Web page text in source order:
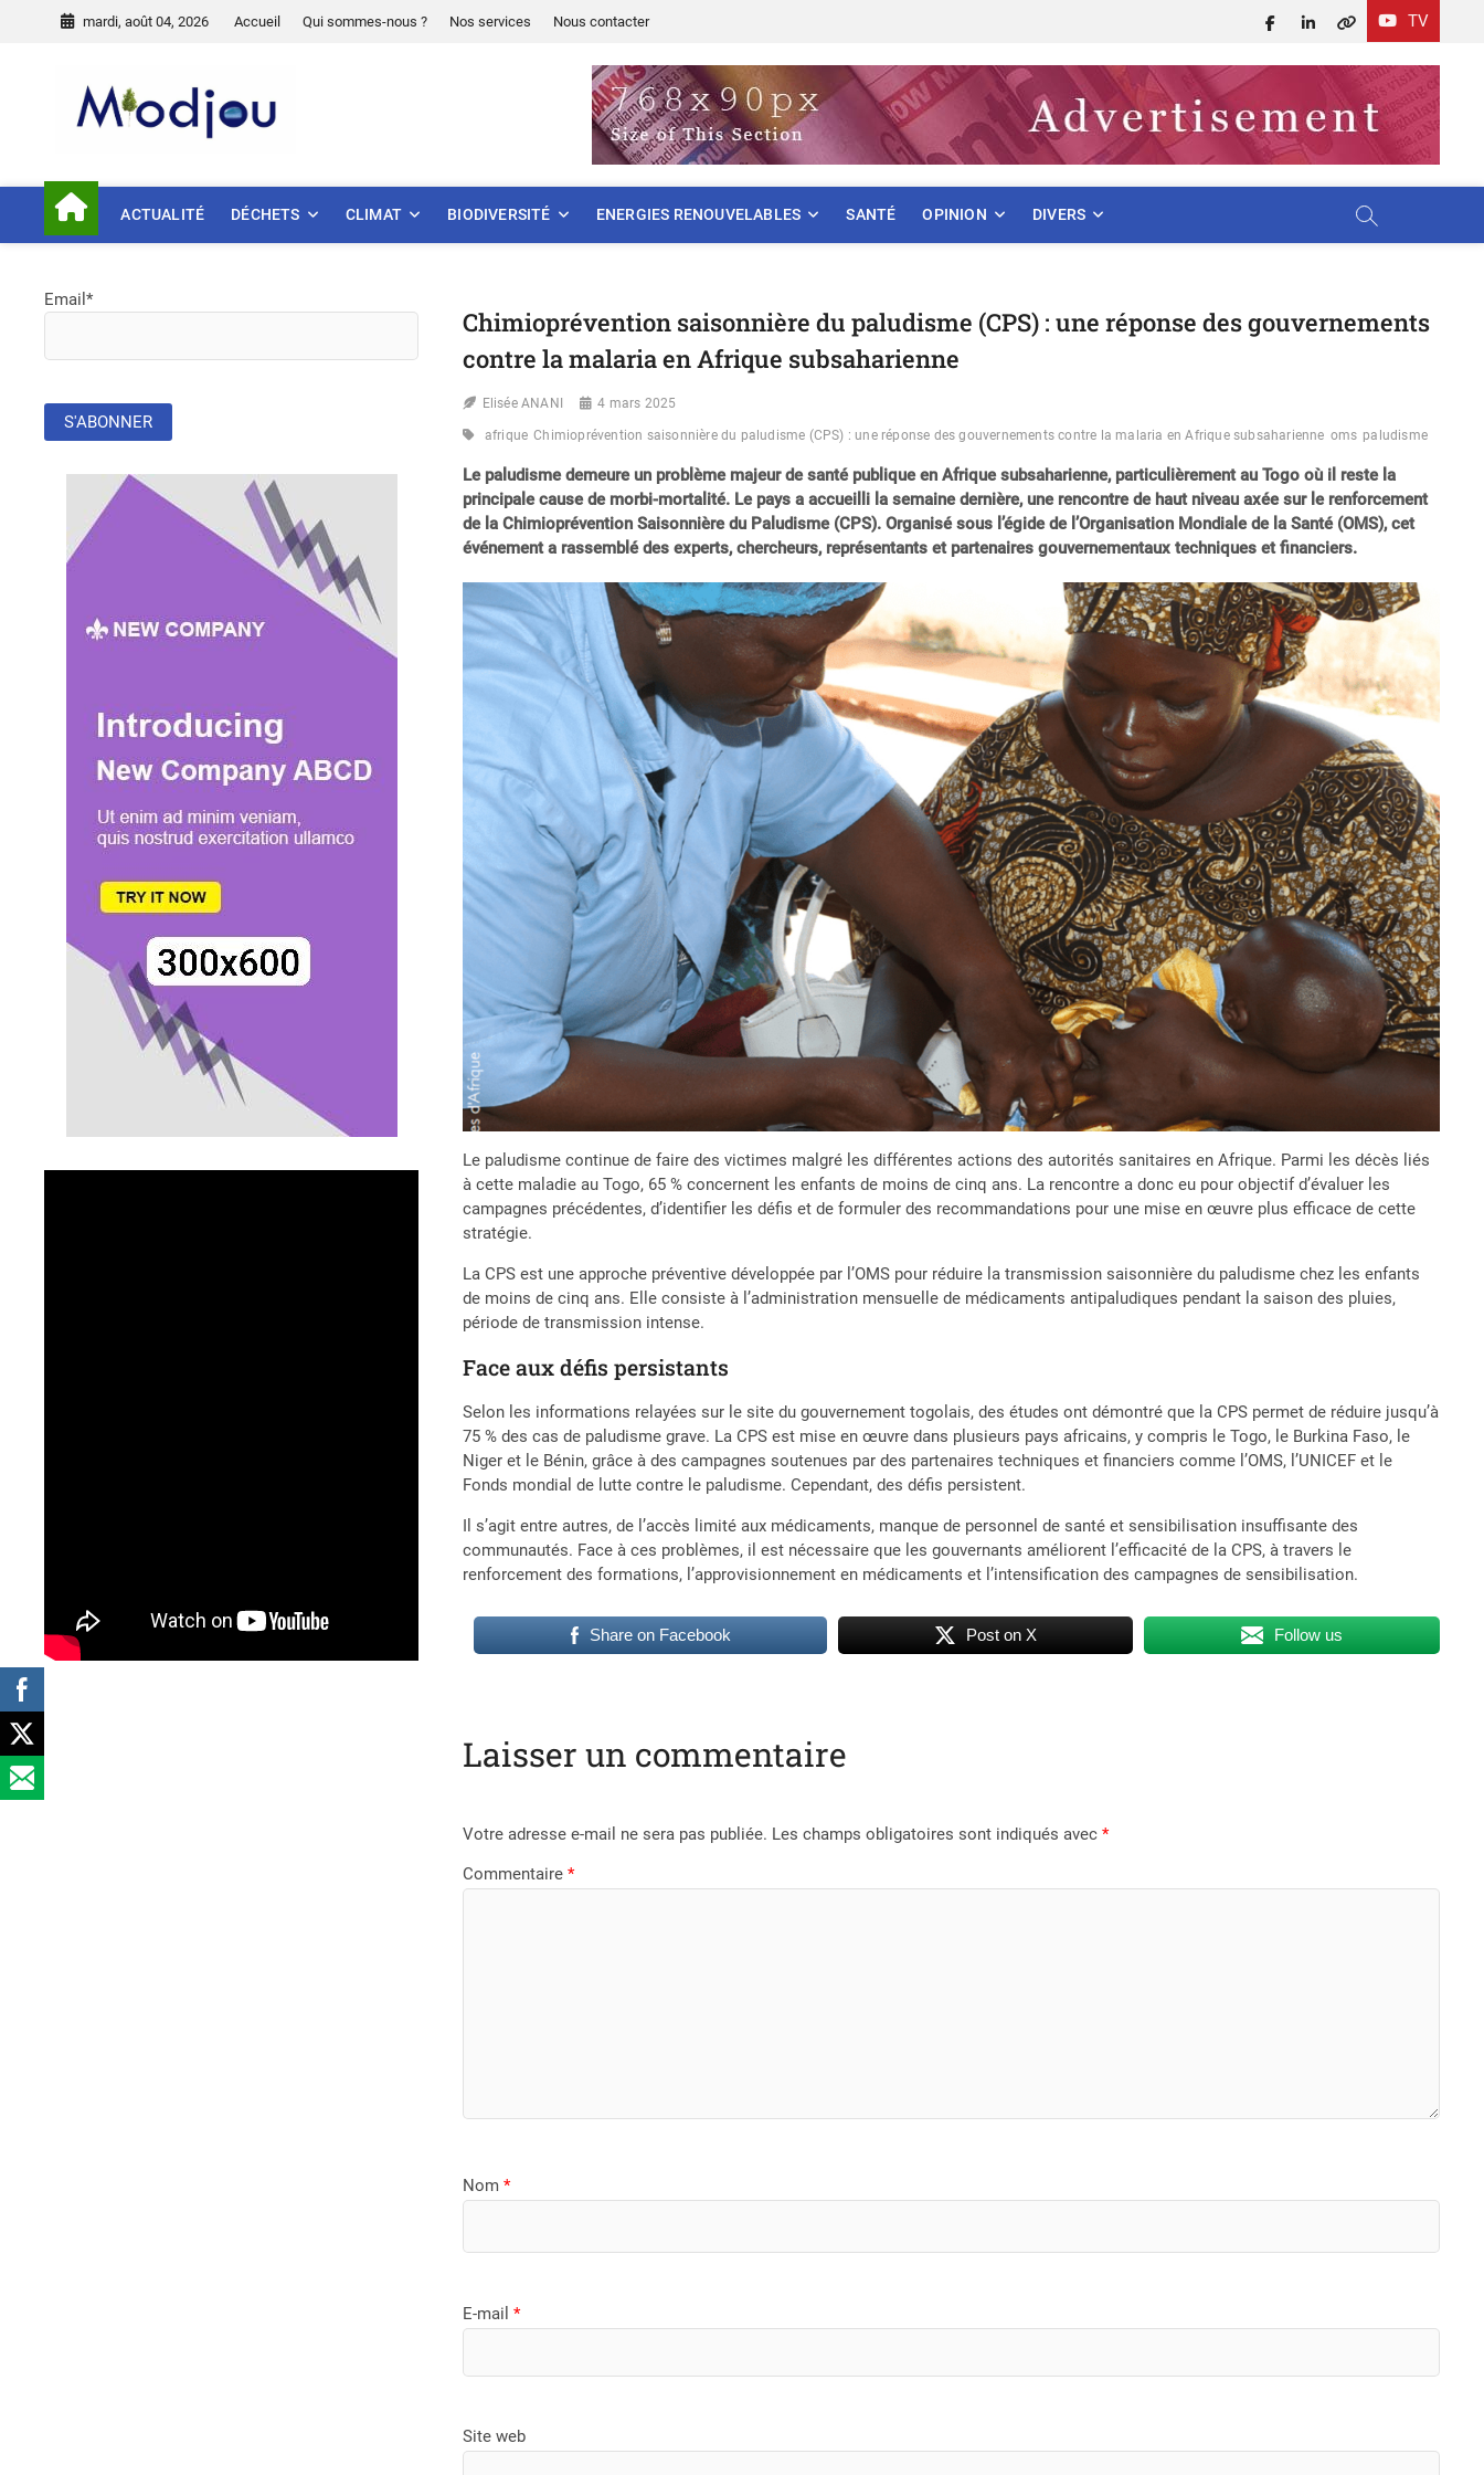
mardi, août 04, 2026 Accueil Qui sommes-nous ? Nos services Nous contacter TV
Facebook
LinkedIn
X
ACTUALITÉ DÉCHETS CLIMAT BIODIVERSITÉ ENERGIES RENOUVELABLES SANTÉ OPINION DIVERS
Chimioprévention saisonnière du paludisme (CPS) : une réponse des gouvernements
contre la malaria en Afrique subsaharienne
Elisée ANANI 4 mars 2025
afrique Chimioprévention saisonnière du paludisme (CPS) : une réponse des gouvernements contre la malaria en Afrique subsaharienne oms paludisme
Le paludisme demeure un problème majeur de santé publique en Afrique subsaharienne, particulièrement au Togo où il reste la
principale cause de morbi-mortalité. Le pays a accueilli la semaine dernière, une rencontre de haut niveau axée sur le renforcement
de la Chimioprévention Saisonnière du Paludisme (CPS). Organisé sous l’égide de l’Organisation Mondiale de la Santé (OMS), cet
événement a rassemblé des experts, chercheurs, représentants et partenaires gouvernementaux techniques et financiers.
Le paludisme continue de faire des victimes malgré les différentes actions des autorités sanitaires en Afrique. Parmi les décès liés
à cette maladie au Togo, 65 % concernent les enfants de moins de cinq ans. La rencontre a donc eu pour objectif d’évaluer les
campagnes précédentes, d’identifier les défis et de formuler des recommandations pour une mise en œuvre plus efficace de cette
stratégie.
La CPS est une approche préventive développée par l’OMS pour réduire la transmission saisonnière du paludisme chez les enfants
de moins de cinq ans. Elle consiste à l’administration mensuelle de médicaments antipaludiques pendant la saison des pluies,
période de transmission intense.
Face aux défis persistants
Selon les informations relayées sur le site du gouvernement togolais, des études ont démontré que la CPS permet de réduire jusqu’à
75 % des cas de paludisme grave. La CPS est mise en œuvre dans plusieurs pays africains, y compris le Togo, le Burkina Faso, le
Niger et le Bénin, grâce à des campagnes soutenues par des partenaires techniques et financiers comme l’OMS, l’UNICEF et le
Fonds mondial de lutte contre le paludisme. Cependant, des défis persistent.
Il s’agit entre autres, de l’accès limité aux médicaments, manque de personnel de santé et sensibilisation insuffisante des
communautés. Face à ces problèmes, il est nécessaire que les gouvernants améliorent l’efficacité de la CPS, à travers le
renforcement des formations, l’approvisionnement en médicaments et l’intensification des campagnes de sensibilisation.
Share on Facebook Post on X Follow us
Laisser un commentaire
Votre adresse e-mail ne sera pas publiée. Les champs obligatoires sont indiqués avec*
Commentaire*
Nom*
E-mail*
Site web
Email*